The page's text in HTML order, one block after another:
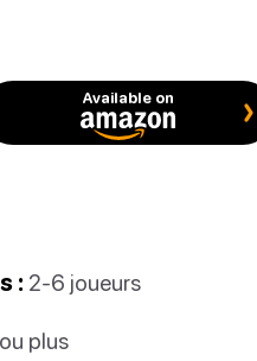
Available on
: 2-6 joueurs
plus